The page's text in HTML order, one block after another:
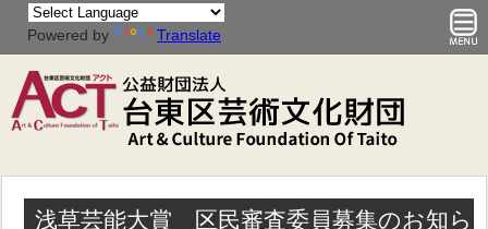
Powered by Translate
浅草芸能大賞 区民審査委員募集のお知ら